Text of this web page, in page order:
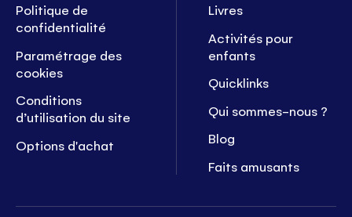
Politique de
confidentialité
Paramétrage des
cookies
Conditions
d’utilisation du site
Options d'achat
Livres
Activités pour
enfants
Quicklinks
Qui sommes-nous ?
Blog
Faits amusants